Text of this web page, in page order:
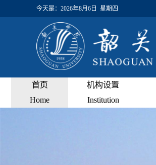
今天是： 2026年8月6日 星期四
首页
Home
机构设置
Institution